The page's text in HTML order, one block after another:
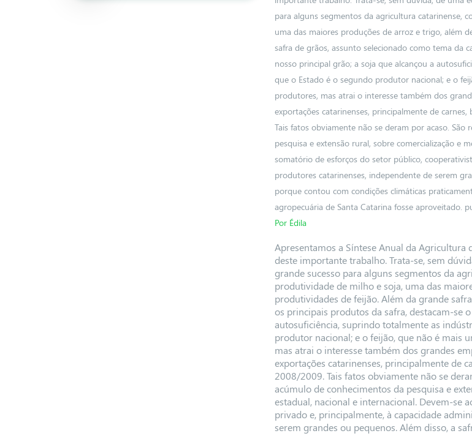
para alguns segmentos da agricultura catarinense,
uma das maiores produções de arroz e trigo, além
safra de grãos, assunto selecionado como tema da
nosso principal grão; a soja que alcançou a
que o Estado é o segundo produtor nacional; e o
produtores, mas atrai o interesse também dos
exportações catarinenses, principalmente de
Tais fatos obviamente não se deram por acaso.
pesquisa e extensão rural, sobre comercialização e
somatório de esforços do setor público,
produtores catarinenses, independente de serem
porque contou com condições climáticas
agropecuária de Santa Catarina fosse aproveitado.
Por Édila
Apresentamos a Síntese Anual da
deste importante trabalho. Trata-se, sem
grande sucesso para alguns segmentos da
produtividade de milho e soja, uma das
produtividades de feijão. Além da grande
os principais produtos da safra, destacam-se
autosuficiência, suprindo totalmente as
produtor nacional; e o feijão, que não é mais
mas atrai o interesse também dos grandes
exportações catarinenses, principalmente de
2008/2009. Tais fatos obviamente não se
acúmulo de conhecimentos da pesquisa e
estadual, nacional e internacional. Devem-se
privado e, principalmente, à capacidade
serem grandes ou pequenos. Além disso, a